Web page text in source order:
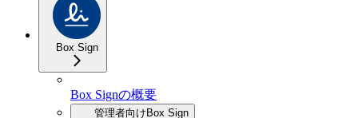
Box Sign
Box Signの概要
管理者向けBox Sign